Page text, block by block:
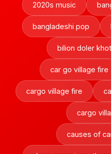
2020s music
bangladeshi pop
bilion doler
car go village fire
cargo village fire
cargo
causes of